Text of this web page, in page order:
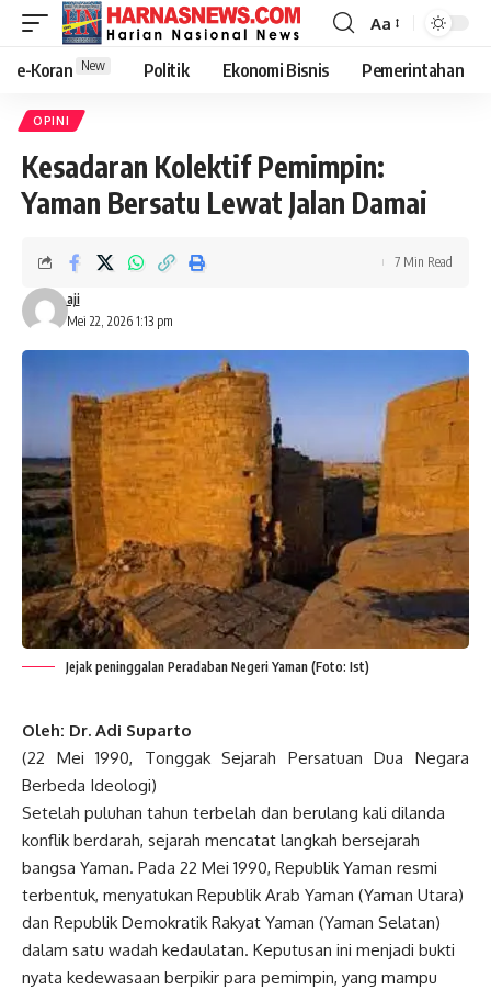
Aa
e-Koran New Politik Ekonomi Bisnis Pemerintahan
OPINI
Kesadaran Kolektif Pemimpin:
Yaman Bersatu Lewat Jalan Damai
Mei 22, 2026 1:13 pm
aji
7 Min Read
Jejak peninggalan Peradaban Negeri Yaman (Foto: Ist)
Oleh: Dr. Adi Suparto
(22 Mei 1990, Tonggak Sejarah Persatuan Dua Negara
Berbeda Ideologi)
Setelah puluhan tahun terbelah dan berulang kali dilanda
konflik berdarah, sejarah mencatat langkah bersejarah
bangsa Yaman. Pada 22 Mei 1990, Republik Yaman resmi
terbentuk, menyatukan Republik Arab Yaman (Yaman Utara)
dan Republik Demokratik Rakyat Yaman (Yaman Selatan)
dalam satu wadah kedaulatan. Keputusan ini menjadi bukti
nyata kedewasaan berpikir para pemimpin, yang mampu